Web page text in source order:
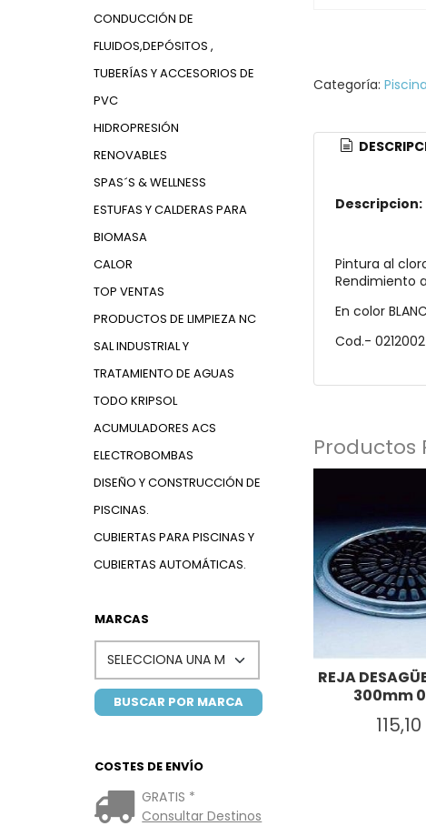
CONDUCCIÓN DE
FLUIDOS,DEPÓSITOS ,
TUBERÍAS Y ACCESORIOS DE
PVC
HIDROPRESIÓN
RENOVABLES
SPAS´S & WELLNESS
ESTUFAS Y CALDERAS PARA
BIOMASA
CALOR
TOP VENTAS
PRODUCTOS DE LIMPIEZA NC
SAL INDUSTRIAL Y
TRATAMIENTO DE AGUAS
TODO KRIPSOL
ACUMULADORES ACS
ELECTROBOMBAS
DISEÑO Y CONSTRUCCIÓN DE
PISCINAS.
CUBIERTAS PARA PISCINAS Y
CUBIERTAS AUTOMÁTICAS.
MARCAS
COSTES DE ENVÍO
GRATIS *
Consultar Destinos
Categoría:
Descripcion:
Pintura al
Rendimiento
En color
Cod.- 0212002
Productos
REJA
300mm